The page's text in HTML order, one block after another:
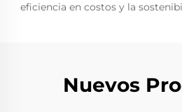
eficiencia en costos y la
Nuevos